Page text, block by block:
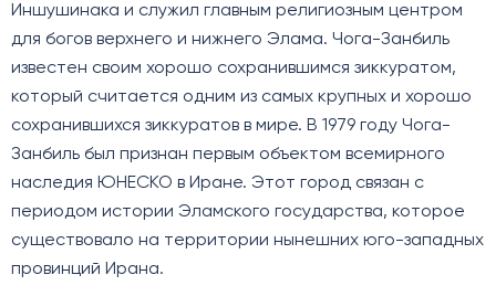
Иншушинака и служил главным религиозным центром
для богов верхнего и нижнего Элама. Чога-Занбиль
известен своим хорошо сохранившимся зиккуратом,
который считается одним из самых крупных и хорошо
сохранившихся зиккуратов в мире. В 1979 году Чога-
Занбиль был признан первым объектом всемирного
наследия ЮНЕСКО в Иране. Этот город связан с
периодом истории Эламского государства, которое
существовало на территории нынешних юго-западных
провинций Ирана.